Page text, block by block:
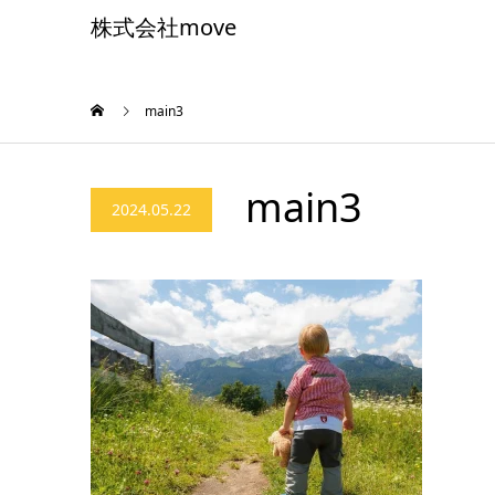
株式会社move
main3
2024.05.22 main3